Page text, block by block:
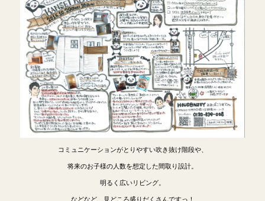
コミュニケーションがとりやすい吹き抜け階段や、
将来のお子様の人数を想定した間取り設計。
明るく広いリビング。
などなど、見どころ盛りだくさんですっ！